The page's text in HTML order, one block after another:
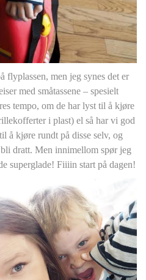
flyplassen, men jeg synes det er
med småtassene – spesielt
tempo, om de har lyst til å kjøre
i plast) el så har vi god
å kjøre rundt på disse selv, og
dratt. Men innimellom spør jeg
superglade! Fiiiin start på dagen!